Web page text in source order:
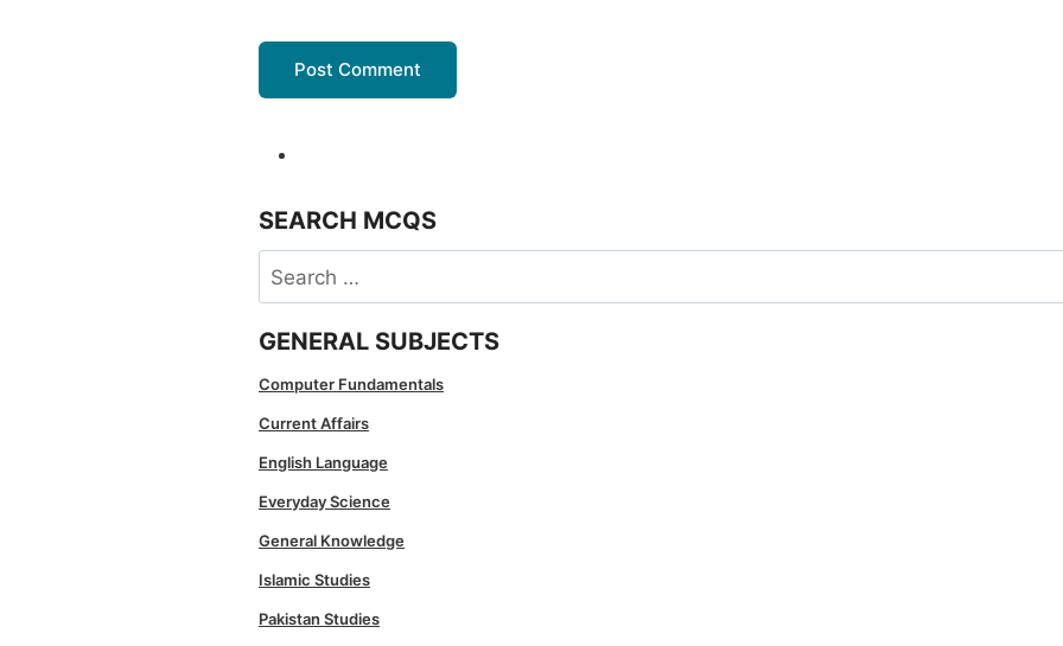
SEARCH MCQS
Search
for:
GENERAL SUBJECTS
Computer Fundamentals
Current Affairs
English Language
Everyday Science
General Knowledge
Islamic Studies
Pakistan Studies